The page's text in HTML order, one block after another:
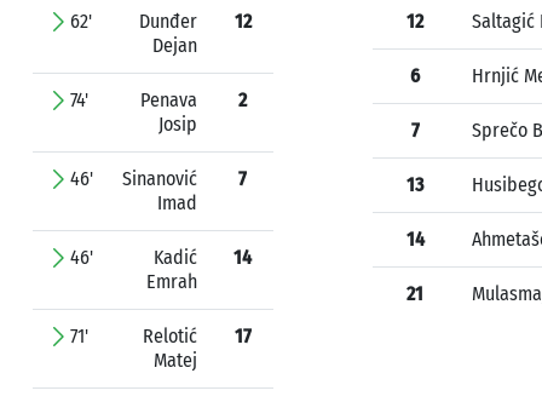
62'
Dunđer
Dejan
12
74'
Penava
Josip
2
46'
Sinanović
Imad
7
46'
Kadić
Emrah
14
71'
Relotić
Matej
17
12 Saltagić
6 Hrnjić
7 Sprečo
13
14
21